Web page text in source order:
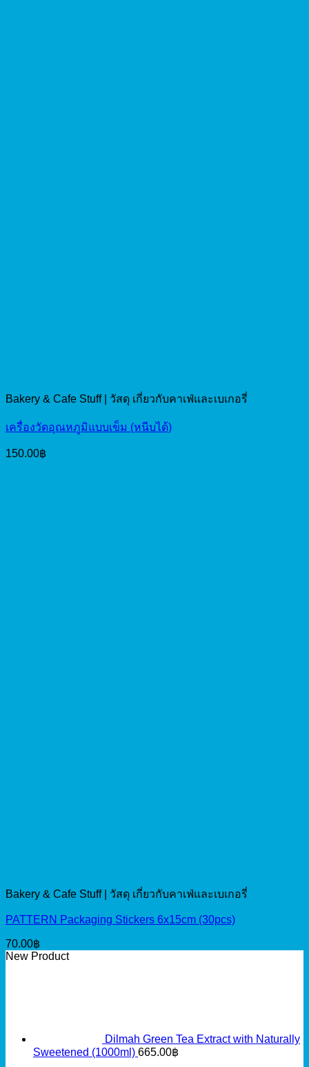
Bakery & Cafe Stuff | วัสดุ เกี่ยวกับคาเฟ่และเบเกอรี่
เครื่องวัดอุณหภูมิแบบเข็ม (หนีบได้)
150.00฿
Bakery & Cafe Stuff | วัสดุ เกี่ยวกับคาเฟ่และเบเกอรี่
PATTERN Packaging Stickers 6x15cm (30pcs)
70.00฿
New Product
Dilmah Green Tea Extract with Naturally
Sweetened (1000ml) 665.00฿